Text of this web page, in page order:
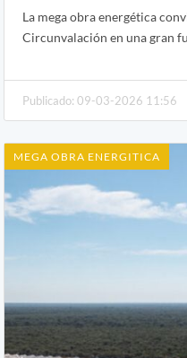
La mega obra energética
Circunvalación en una gran
Publicado: 09-03-2026 11:56
MEGA OBRA ENERGITICA